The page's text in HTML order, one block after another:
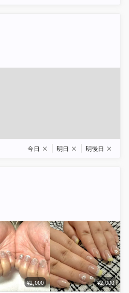
今日 × 明日 × 明後日 ×
¥2,000 ¥2,000